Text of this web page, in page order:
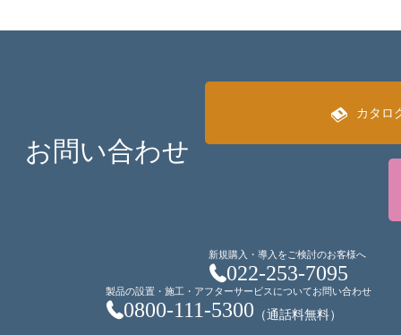
お問い合わせ
カタロ
新規購入・導入をご検討のお客様へ
022-253-7095
製品の設置・施工・アフターサービスについてお問い合わせ
0800-111-5300 （通話料無料）